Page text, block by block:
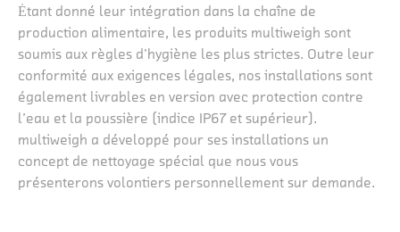
Ėtant donné leur intégration dans la chaîne de
production alimentaire, les produits multiweigh sont
soumis aux règles d’hygiène les plus strictes. Outre leur
conformité aux exigences légales, nos installations sont
également livrables en version avec protection contre
l’eau et la poussière (indice IP67 et supérieur).
multiweigh a développé pour ses installations un
concept de nettoyage spécial que nous vous
présenterons volontiers personnellement sur demande.